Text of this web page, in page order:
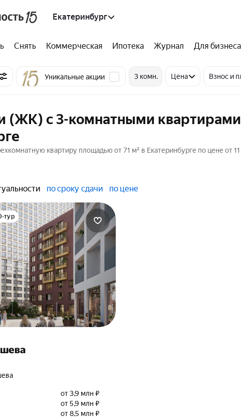
Екатеринбург
Снять Коммерческая Ипотека Журнал Для бизнеса
Уникальные акции 3 комн. Цена Взнос и
(ЖК) с 3-комнатными
квартиру площадью от 71 м² в Екатеринбурге по цене от
по сроку сдачи по цене
тур
от 3,9 млн ₽
от 5,9 млн ₽
от 8,5 млн ₽